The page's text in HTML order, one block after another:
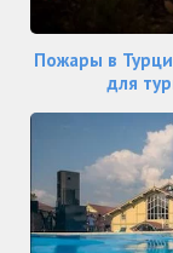
Пожары в
для